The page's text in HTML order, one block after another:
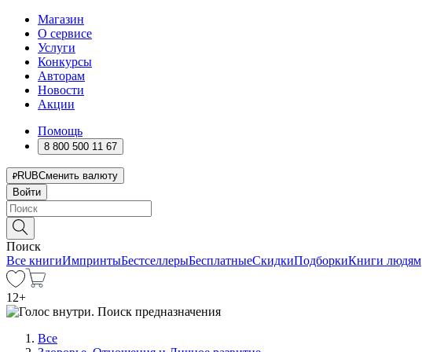
Магазин
О сервисе
Услуги
Конкурсы
Авторам
Новости
Акции
Помощь
8 800 500 11 67
RUBСменить валюту
Войти
Поиск
Все книгиИмпринтыБестселлерыБесплатныеСкидкиПодборкиКниги людям
12+
Все